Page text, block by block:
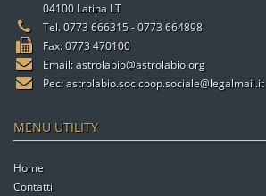
04100 Latina LT
Tel. 0773 666315 - 0773 664898
Fax: 0773 470100
Email:astrolabio@astrolabio.org
Pec:astrolabio.soc.coop.sociale@legalmail.it
MENU UTILITY
Home
Contatti